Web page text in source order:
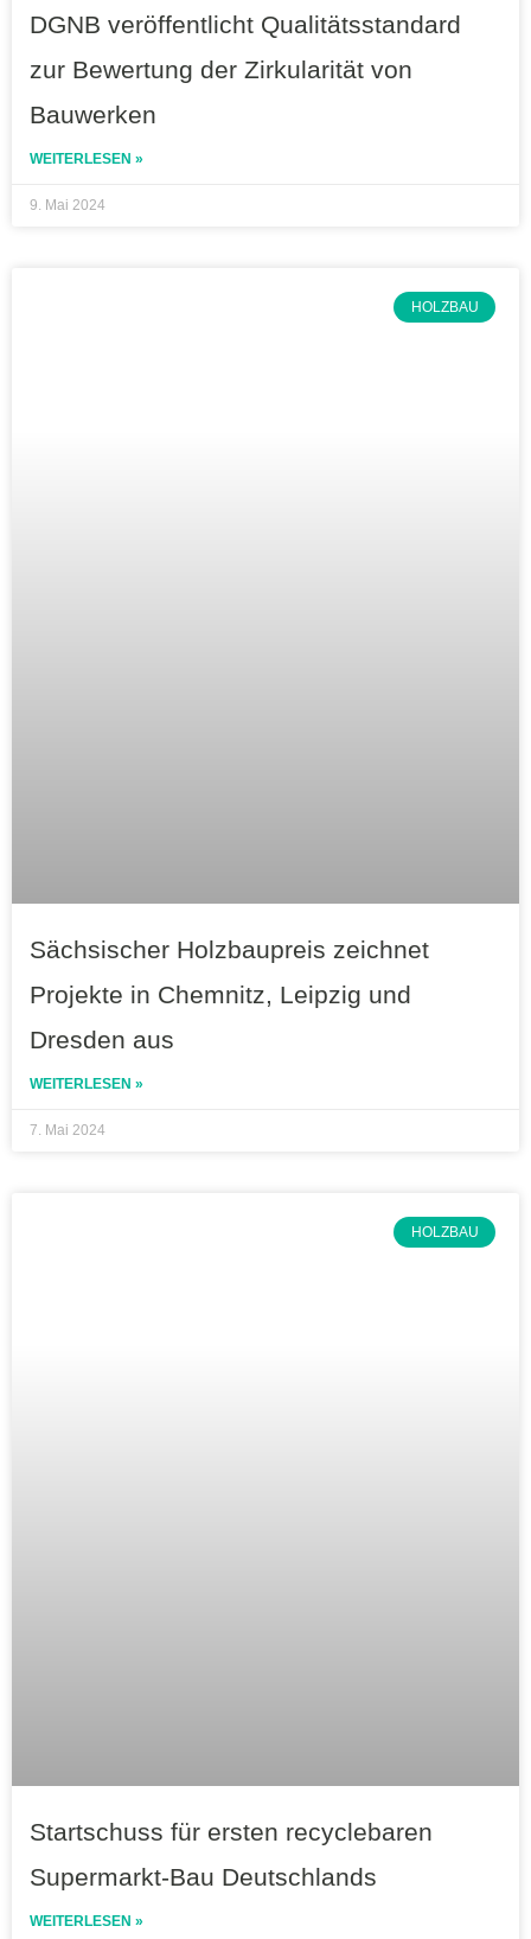
DGNB veröffentlicht Qualitätsstandard
zur Bewertung der Zirkularität von
Bauwerken
WEITERLESEN »
9. Mai 2024
HOLZBAU
Sächsischer Holzbaupreis zeichnet
Projekte in Chemnitz, Leipzig und
Dresden aus
WEITERLESEN »
7. Mai 2024
HOLZBAU
Startschuss für ersten recyclebaren
Supermarkt-Bau Deutschlands
WEITERLESEN »